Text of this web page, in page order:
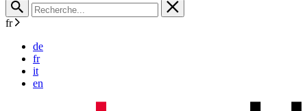
fr
de
fr
it
en